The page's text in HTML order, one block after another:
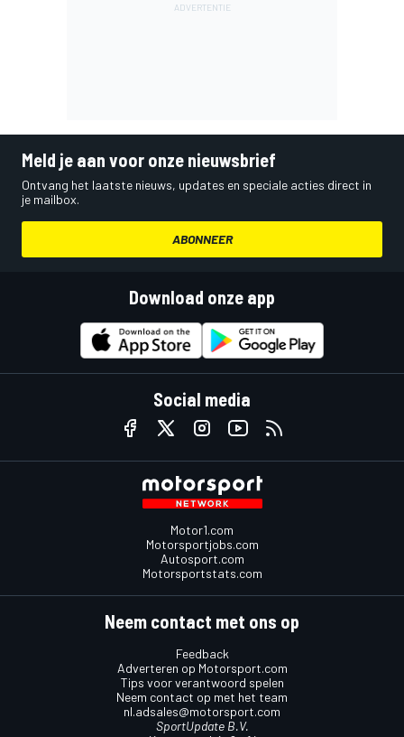
Meld je aan voor onze nieuwsbrief
Ontvang het laatste nieuws, updates en speciale acties direct in
je mailbox.
ABONNEER
Download onze app
Social media
Motor1.com
Motorsportjobs.com
Autosport.com
Motorsportstats.com
Neem contact met ons op
Feedback
Adverteren op Motorsport.com
Tips voor verantwoord spelen
Neem contact op met het team
nl.adsales@motorsport.com
SportUpdate B.V.